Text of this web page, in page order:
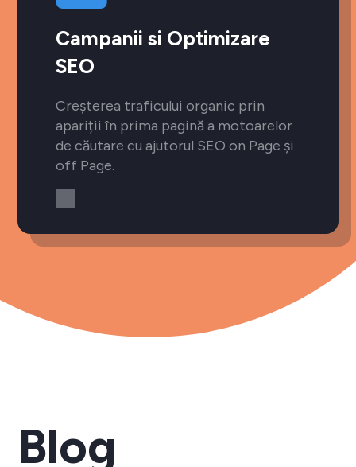
Campanii si Optimizare
SEO
Creșterea traficului organic prin
apariții în prima pagină a motoarelor
de căutare cu ajutorul SEO on Page și
off Page.
Blog